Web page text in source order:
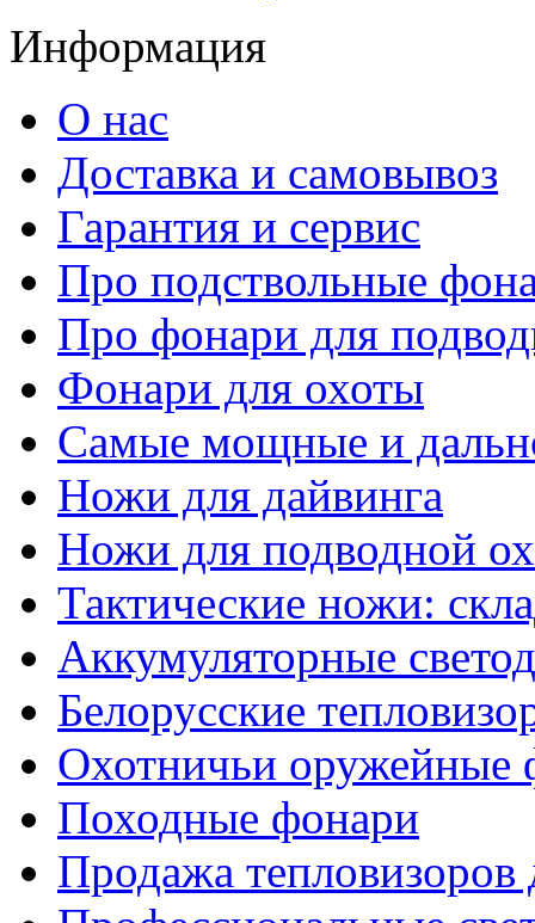
Информация
О нас
Доставка и самовывоз
Гарантия и сервис
Про подствольные
Про фонари для
Фонари для охоты
Самые мощные и
Ножи для дайвинга
Ножи для подводной
Тактические ножи:
Аккумуляторные
Белорусские
Охотничьи оружейные
Походные фонари
Продажа тепловизоров